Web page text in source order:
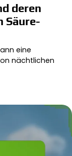
deren
Säure-
eine
nächtlichen